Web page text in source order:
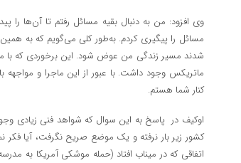
وی افزود: من به دنبال بقیه مسائل رفتم تا آن‌ها
مسائل را پیگیری کردم. به‌طور کلی می‌گویم که به
شدند مسیر زندگی من عوض شود. این برخوردی که با
ماتریکس وجود داشت. با عبور از این ماجرا و
کنار شما هستم.
اوکیف در پاسخ به این سوال که شواهد فنی زیادی
کشور زیر بار نرفته و یک موضع صریح نگرفت، آیا فکر